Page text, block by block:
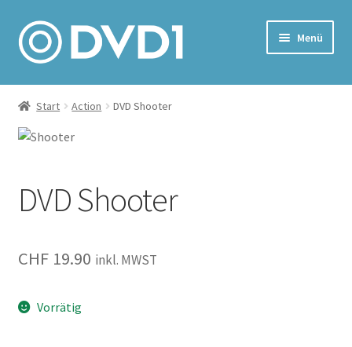
Zur
Navigation
springen
Zum
Inhalt
springen
Menü
Home
Versand & Lieferung
Start Action DVD Shooter
DVD Shooter
CHF19.90 inkl. MWST
Vorrätig